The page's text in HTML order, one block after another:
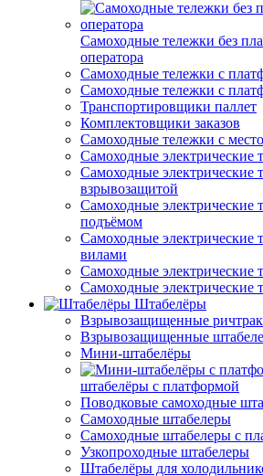
Самоходные тележки без
оператора
Самоходные тележки с
Самоходные тележки с
Транспортировщики паллет
Комплектовщики заказов
Самоходные тележки с
Самоходные электрические
Самоходные электрические
взрывозащитой
Самоходные электрические
подъёмом
Самоходные электрические
вилами
Самоходные электрические
Самоходные электрические
Штабелёры
Взрывозащищенные
Взрывозащищенные
Мини-штабелёры
штабелёры с платформой
Поводковые самоходные
Самоходные штабелеры
Самоходные штабелеры с
Узкопроходные штабелеры
Штабелёры для